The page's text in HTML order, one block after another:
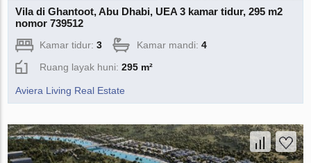
Vila di Ghantoot, Abu Dhabi, UEA 3 kamar tidur, 295 m2
nomor 739512
Kamar tidur:3 Kamar mandi:4
Ruang layak huni:295 m²
Aviera Living Real Estate